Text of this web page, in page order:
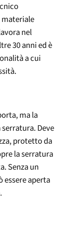
materiale
nel
30 anni ed è
a cui
ma la
Deve
protetto da
la serratura
Senza un
essere aperta